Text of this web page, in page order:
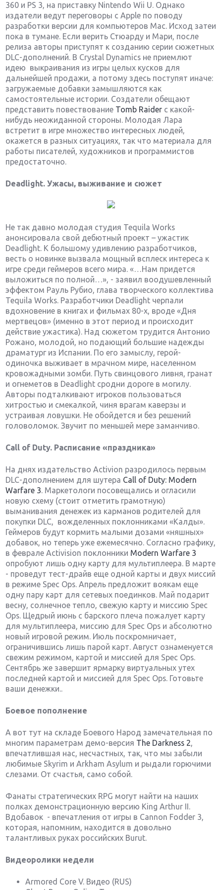
360 и PS 3, на приставку Nintendo Wii U. Однако
издатели ведут переговоры с Apple по поводу
разработки версии для компьютеров Mac. Исход затеи
пока в тумане. Если верить Стюарду и Мари, после
релиза авторы приступят к созданию серии сюжетных
DLC-дополнений. В Crystal Dynamics не приемлют
идею выкраивания из игры целых кусков для
дальнейшей продажи, а потому здесь поступят иначе:
загружаемые добавки замышляются как
самостоятельные истории. Создатели обещают
представить повествование Tomb Raider с какой-
нибудь неожиданной стороны. Молодая Лара
встретит в игре множество интересных людей,
окажется в разных ситуациях, так что материала для
работы писателей, художников и программистов
предостаточно.
Deadlight. Ужасы, выживание и сюжет
Не так давно молодая студия Tequila Works
анонсировала свой дебютный проект – ужастик
Deadlight. К большому удивлению разработчиков,
весть о новинке вызвала мощный всплеск интереса к
игре среди геймеров всего мира. «…Нам придется
выложиться по полной…», - заявил воодушевленный
эффектом Рауль Рубио, глава творческого коллектива
Tequila Works. Разработчики Deadlight черпали
вдохновение в книгах и фильмах 80-х, вроде «Дня
мертвецов» (именно в этот период и происходит
действие ужастика). Над сюжетом трудится Антонио
Рожано, молодой, но подающий большие надежды
драматург из Испании. По его замыслу, герой-
одиночка выживает в мрачном мире, населенном
кровожадными зомби. Путь свинцового ливня, гранат
и огнеметов в Deadlight сродни дороге в могилу.
Авторы подталкивают игроков пользоваться
хитростью и смекалкой, чиня врагам каверзы и
устраивая ловушки. Не обойдется и без решений
головоломок. Звучит по меньшей мере заманчиво.
Call of Duty. Расписание «праздника»
На днях издательство Activion разродилось первым
DLC-дополнением для шутера Call of Duty: Modern
Warfare 3. Маркетологи посовещались и огласили
новую схему (стоит отметить грамотную)
выманивания денежек из карманов родителей для
покупки DLC, вожделенных поклонниками «Калды».
Геймеров будут кормить малыми дозами «няшных»
добавок, но теперь уже ежемесячно. Согласно графику,
в феврале Activision поклонники Modern Warfare 3
опробуют лишь одну карту для мультиплеера. В марте
- проведут тест-драйв еще одной карты и двух миссий
в режиме Spec Ops. Апрель предложит воякам еще
одну пару карт для сетевых поединков. Май подарит
весну, солнечное тепло, свежую карту и миссию Spec
Ops. Щедрый июнь с барского плеча пожалует карту
для мультиплеера, миссию для Spec Ops и абсолютно
новый игровой режим. Июль поскромничает,
ограничившись лишь парой карт. Август ознаменуется
свежим режимом, картой и миссией для Spec Ops.
Сентябрь же завершит ярмарку виртуальных утех
последней картой и миссией для Spec Ops. Готовьте
ваши денежки..
Боевое пополнение
А вот тут на складе Боевого Народ замечательная по
многим параметрам демо-версия The Darkness 2,
впечатлившая нас, несчастных, так, что мы забыли
любимые Skyrim и Arkham Asylum и рыдали горючими
слезами. От счастья, само собой.
Фанаты стратегических RPG могут найти на наших
полках демонстрационную версию King Arthur II.
Вдобавок - впечатления от игры в Cannon Fodder 3,
которая, напомним, находится в довольно
талантливых руках российских Burut.
Видеоролики недели
Armored Core V. Видео (RUS)